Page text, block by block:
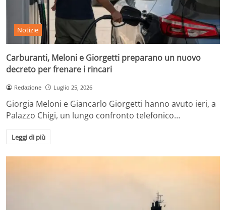
Notizie
Carburanti, Meloni e Giorgetti preparano un nuovo
decreto per frenare i rincari
Redazione Luglio 25, 2026
Giorgia Meloni e Giancarlo Giorgetti hanno avuto ieri, a
Palazzo Chigi, un lungo confronto telefonico…
Leggi di più